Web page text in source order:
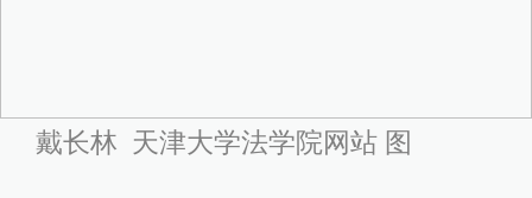
戴长林 天津大学法学院网站 图